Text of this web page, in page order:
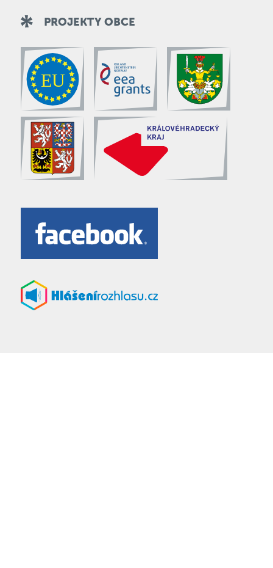
PROJEKTY OBCE